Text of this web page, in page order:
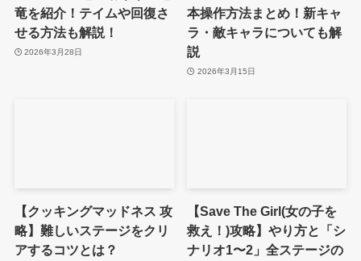
竜を紹介！テイムや回復さ
せる方法も解説！
2026年3月28日
本操作方法まとめ！新キャ
ラ・敵キャラについても解
説
2026年3月15日
【クッキングマッドネス 攻
略】難しいステージをクリ
アするコツとは？
【Save The Girl(女の子を
救え！)攻略】やり方と「シ
ナリオ1〜2」全ステージの